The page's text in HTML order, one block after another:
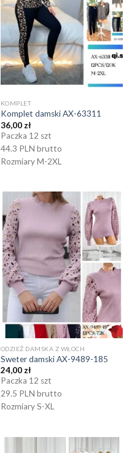
KOMPLET
Komplet damski AX-63311
36,00 zł
Paczka 12 szt
44.3 PLN brutto
Rozmiary M-2XL
ODZIEŻ DAMSKA Z WŁOCH
Sweter damski AX-9489-185
24,00zł
Paczka 12 szt
29.5 PLN brutto
Rozmiary S-XL